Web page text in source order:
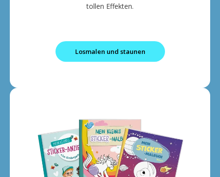
tollen Effekten.
Losmalen und staunen